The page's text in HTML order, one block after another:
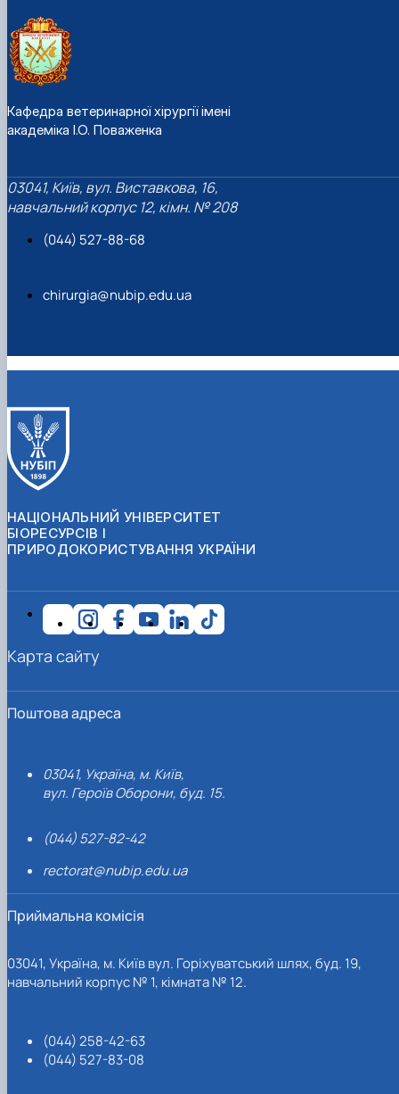
Кафедра ветеринарної хірургії імені
академіка І.О. Поваженка
03041, Київ, вул. Виставкова, 16,
навчальний корпус 12, кімн. № 208
(044) 527-88-68
chirurgia@nubip.edu.ua
НАЦІОНАЛЬНИЙ УНІВЕРСИТЕТ
БІОРЕСУРСІВ І
ПРИРОДОКОРИСТУВАННЯ УКРАЇНИ
Поштова адреса
03041, Україна, м. Київ,
вул. Героїв Оборони, буд. 15.
(044) 527-82-42
rectorat@nubip.edu.ua
Приймальна комісія
03041, Україна, м. Київ вул. Горіхуватський шлях, буд. 19,
навчальний корпус № 1, кімната № 12.
(044) 258-42-63
(044) 527-83-08
Карта сайту